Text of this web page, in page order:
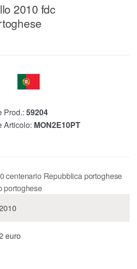
2010 fdc
Prod.: 59204
Articolo: MON2E10PT
centenario Repubblica portoghese
portoghese
euro